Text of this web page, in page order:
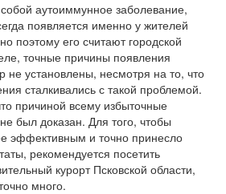
аутоиммунное заболевание,
появляется именно у жителей
поэтому его считают городской
точные причины появления
не установлены, несмотря на то, что
сталкивались с такой проблемой.
причиной всему избыточные
был доказан. Для того, чтобы
эффективным и точно принесло
рекомендуется посетить
курорт Псковской области,
много.